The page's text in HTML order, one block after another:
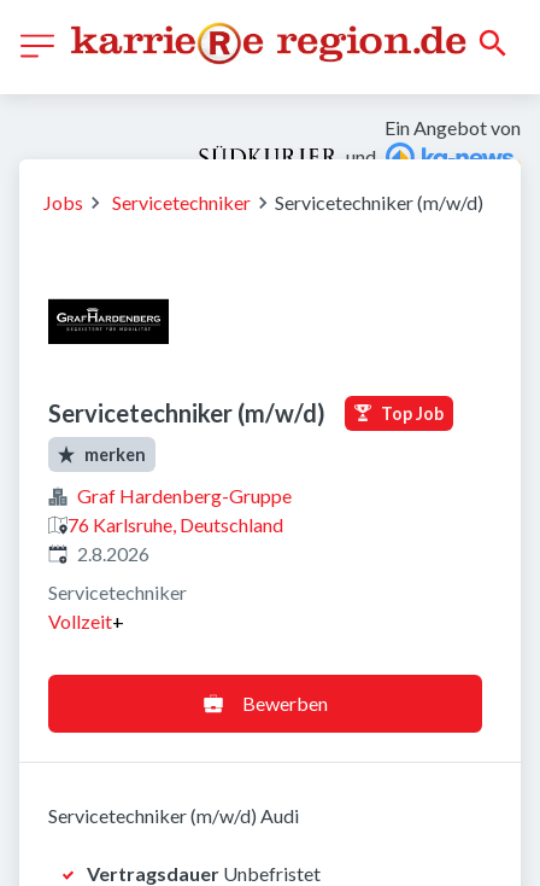
Ein Angebot von
und
Jobs
Servicetechniker Servicetechniker (m/w/d)
Servicetechniker (m/w/d) Top Job
merken
Graf Hardenberg-Gruppe
76 Karlsruhe, Deutschland
Veröffentlicht
2.8.2026
Servicetechniker
Vollzeit+
Bewerben
Servicetechniker (m/w/d) Audi
Vertragsdauer Unbefristet